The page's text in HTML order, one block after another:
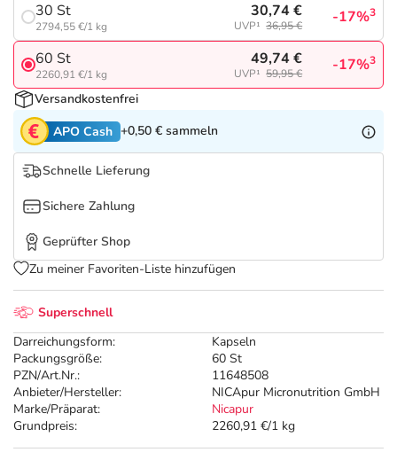
Tierapotheke
Vitamine & Mineralstoffe
Marken
Salus Deals
Superschnell
Darreichungsform:
Kapseln
Packungsgröße:
60 St
PZN/Art.Nr.:
11648508
Anbieter/Hersteller:
NICApur Micronutrition GmbH
Marke/Präparat:
Nicapur
Grundpreis:
2260,91 €/1 kg
30 St
2794,55 €/1 kg
30,74 €
UVP¹ 36,95 € -17%3
60 St
2260,91 €/1 kg
49,74 €
UVP¹ 59,95 € -17%3
Versandkostenfrei
APO Cash +0,50 € sammeln
Schnelle Lieferung
Sichere Zahlung
Geprüfter Shop
Zu meiner Favoriten-Liste hinzufügen